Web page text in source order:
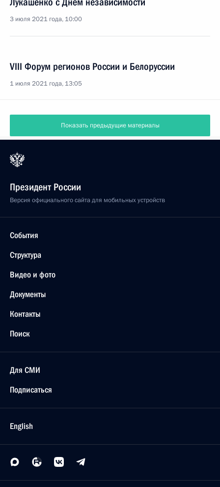
3 июля 2021 года, 10:00
VIII Форум регионов России и Белоруссии
1 июля 2021 года, 13:05
Показать предыдущие материалы
Президент России
Версия официального сайта для мобильных устройств
События
Структура
Видео и фото
Документы
Контакты
Поиск
Для СМИ
Подписаться
English